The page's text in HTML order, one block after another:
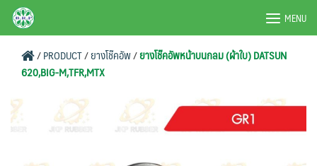
SkipBRPAUTO.COM MENU
/PRODUCT/ยางโช๊คอัพ/ยางโช๊คอัพหน้าบนกลม (ผ้าใบ) DATSUN
620,BIG-M,TFR,MTX